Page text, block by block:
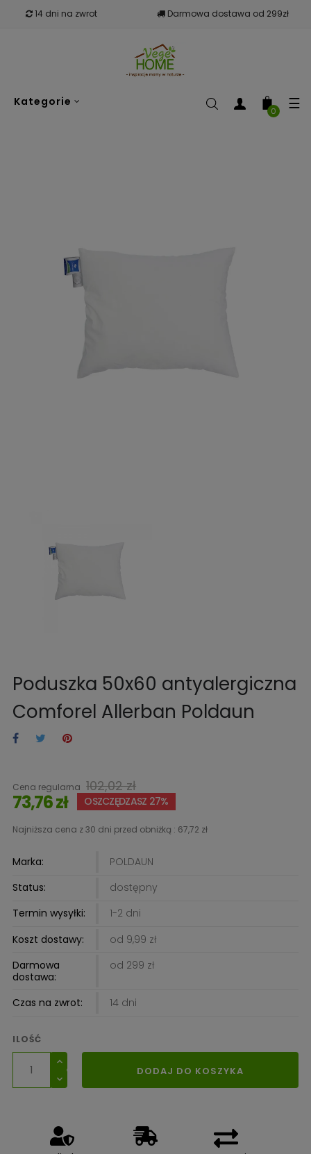
14 dni na zwrot Darmowa dostawa od 299zł
Kategorie ☰
0
Poduszka 50x60 antyalergiczna
Comforel Allerban Poldaun
Cena regularna 102,02 zł
73,76 zł OSZCZĘDZASZ 27%
Najniższa cena z 30 dni przed obniżką : 67,72 zł
Marka:
POLDAUN
Status:
dostępny
Termin wysyłki:
1-2 dni
Koszt dostawy:
od 9,99 zł
Darmowa
dostawa:
od 299 zł
Czas na zwrot: 14 dni
ILOŚĆ
DODAJ DO KOSZYKA